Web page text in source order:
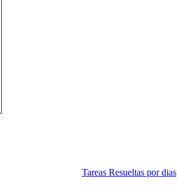
Tareas Resueltas por dias